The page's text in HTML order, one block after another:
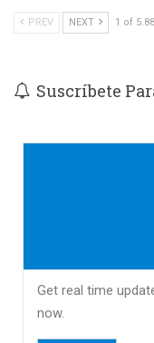
PREV NEXT 1 of
Suscríbete
Get real time
now.